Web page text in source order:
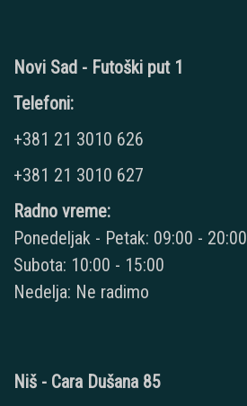
Novi Sad - Futoški put 1
Telefoni:
+381 21 3010 626
+381 21 3010 627
Radno vreme:
Ponedeljak - Petak: 09:00 - 20:00
Subota: 10:00 - 15:00
Nedelja: Ne radimo
Niš - Cara Dušana 85